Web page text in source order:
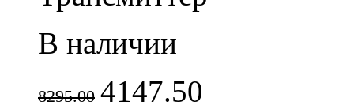
В наличии
8295.00 4147.50